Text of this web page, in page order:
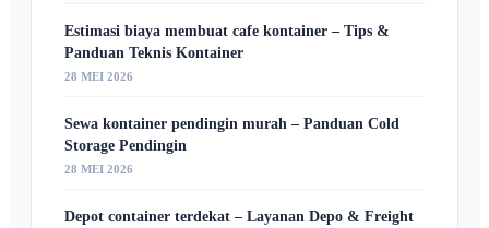
Estimasi biaya membuat cafe kontainer – Tips &
Panduan Teknis Kontainer
28 MEI 2026
Sewa kontainer pendingin murah – Panduan Cold
Storage Pendingin
28 MEI 2026
Depot container terdekat – Layanan Depo & Freight